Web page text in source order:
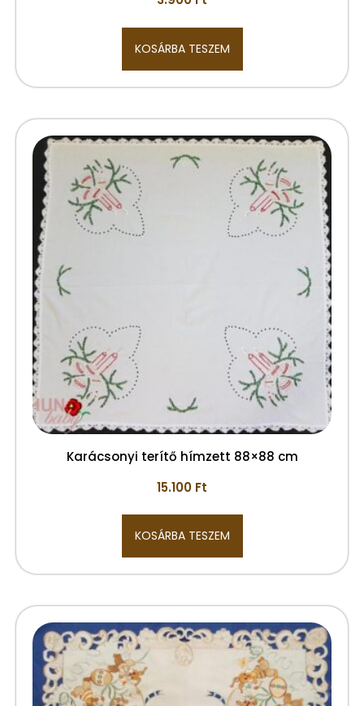
KOSÁRBA TESZEM
Karácsonyi terítő hímzett 88×88 cm
15.100 Ft
KOSÁRBA TESZEM